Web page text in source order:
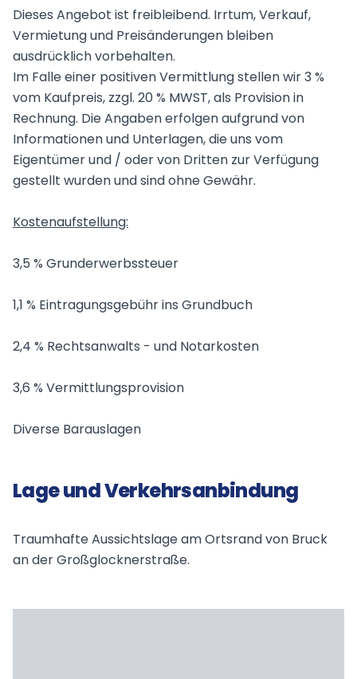
Dieses Angebot ist freibleibend. Irrtum, Verkauf,
Vermietung und Preisänderungen bleiben
ausdrücklich vorbehalten.
Im Falle einer positiven Vermittlung stellen wir 3 %
vom Kaufpreis, zzgl. 20 % MWST, als Provision in
Rechnung. Die Angaben erfolgen aufgrund von
Informationen und Unterlagen, die uns vom
Eigentümer und / oder von Dritten zur Verfügung
gestellt wurden und sind ohne Gewähr.
Kostenaufstellung:
3,5 % Grunderwerbssteuer
1,1 % Eintragungsgebühr ins Grundbuch
2,4 % Rechtsanwalts - und Notarkosten
3,6 % Vermittlungsprovision
Diverse Barauslagen
Lage und Verkehrsanbindung
Traumhafte Aussichtslage am Ortsrand von Bruck
an der Großglocknerstraße.